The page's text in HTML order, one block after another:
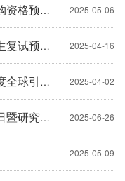
医学研究院2025年度设备集中采购资格预审公告 2025-05-06
医学研究院2025年硕士研究生招生复试预录取名单 2025-04-16
西北工业大学医学研究院2025年度全球引才公告 2025-04-02
医学研究院2025年暑期校园开放日暨研究生招生宣传日活动方案 2025-06-26
2025-05-09